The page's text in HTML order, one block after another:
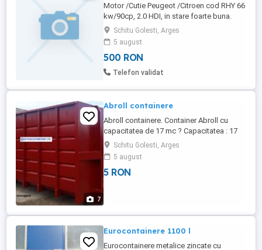
Motor /Cutie Peugeot /Citroen cod RHY 66
kw/90cp, 2.0 HDI, in stare foarte buna.
Motor demontat de pe peugeot 306. Mai
am si alte piese pentru acest model de
masina.
Schitu Golesti, Arges
5 august
500 RON
Telefon validat
7
Abroll containere
Abroll containere. Container Abroll cu
capacitatea de 17 mc ? Capacitatea : 17
mc ? Lungimea exterioara : 6260 mm ?
Latimea exterioara : 2400 mm ? Inaltimea
exterioara : 14800 mm ? Inaltimea
carligului : 1570 mm ? Peretii laterali din
Schitu Golesti, Arges
5 august
5 RON
Eurocontainere 1100 l
Eurocontainere metalice zincate cu